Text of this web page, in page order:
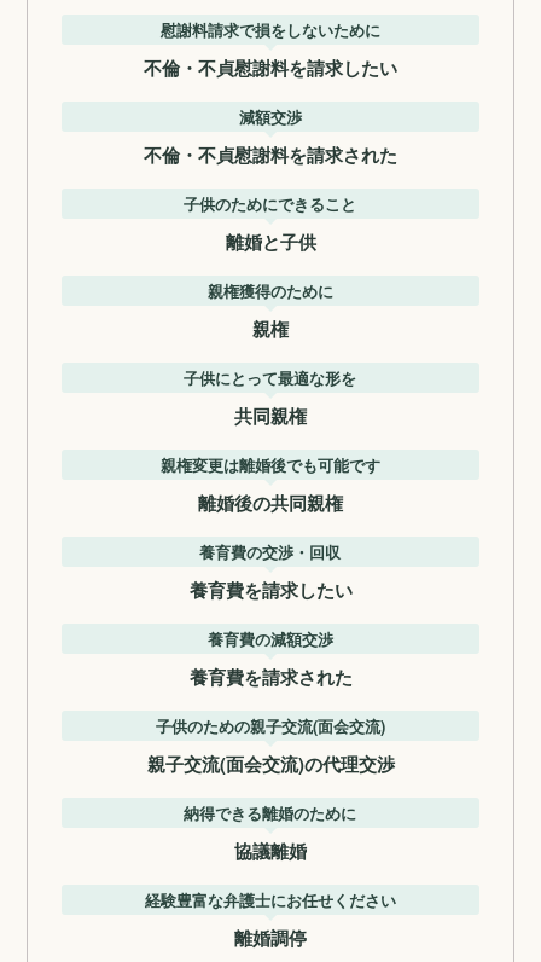
慰謝料請求で損をしないために
不倫・不貞慰謝料を請求したい
減額交渉
不倫・不貞慰謝料を請求された
子供のためにできること
離婚と子供
親権獲得のために
親権
子供にとって最適な形を
共同親権
親権変更は離婚後でも可能です
離婚後の共同親権
養育費の交渉・回収
養育費を請求したい
養育費の減額交渉
養育費を請求された
子供のための親子交流(面会交流)
親子交流(面会交流)の代理交渉
納得できる離婚のために
協議離婚
経験豊富な弁護士にお任せください
離婚調停